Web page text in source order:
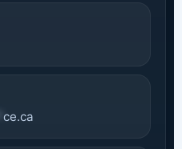
ce.ca